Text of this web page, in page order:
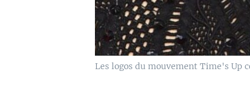
Les logos du mouvement Time's Up